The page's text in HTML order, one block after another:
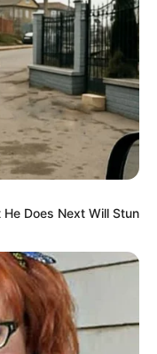
Does Next Will Stun